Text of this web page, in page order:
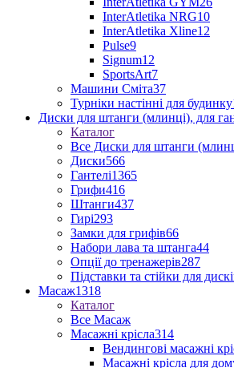
InterAtletika NRG10
InterAtletika Xline12
Pulse9
Signum12
SportsArt7
Машини Сміта37
Турніки настінні для будинку
Диски для штанги (млинці), для
Каталог
Все Диски для штанги
Диски566
Гантелі1365
Грифи416
Штанги437
Гирі293
Замки для грифів66
Набори лава та штанга44
Опції до тренажерів287
Підставки та стійки для
Масаж1318
Каталог
Все Масаж
Масажні крісла314
Вендингові масажні
Масажні крісла для